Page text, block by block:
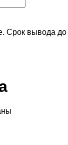
Срок вывода до